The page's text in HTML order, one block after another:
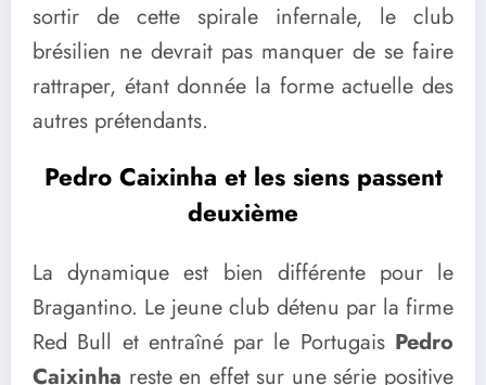
sortir de cette spirale infernale, le club
brésilien ne devrait pas manquer de se faire
rattraper, étant donnée la forme actuelle des
autres prétendants.
Pedro Caixinha et les siens passent
deuxième
La dynamique est bien différente pour le
Bragantino. Le jeune club détenu par la firme
Red Bull et entraîné par le Portugais Pedro
Caixinha reste en effet sur une série positive